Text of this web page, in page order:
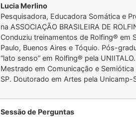
Lucia Merlino
Pesquisadora, Educadora Somática e
na ASSOCIAÇÃO BRASILEIRA DE
Conduziu treinamentos de Rolfing® em
Paulo, Buenos Aires e Tóquio. Pós-
“lato senso” em Rolfing® pela UNIITALO.
Mestrado em Comunicação e Semiótica
SP. Doutorado em Artes pela Unicamp-
Sessão de Perguntas